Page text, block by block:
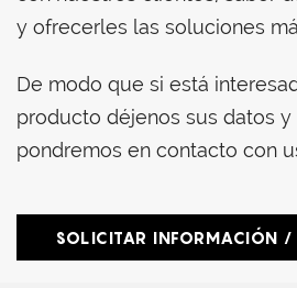
y ofrecerles las soluciones
De modo que si está
producto déjenos sus datos y
pondremos en contacto con
SOLICITAR INFORMACIÓN /